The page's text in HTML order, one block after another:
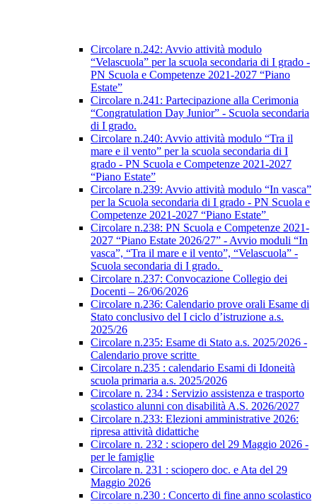
Circolare n.242: Avvio attività modulo
“Velascuola” per la scuola secondaria di I grado -
PN Scuola e Competenze 2021-2027 “Piano
Estate”
Circolare n.241: Partecipazione alla Cerimonia
“Congratulation Day Junior” - Scuola secondaria
di I grado.
Circolare n.240: Avvio attività modulo “Tra il
mare e il vento” per la scuola secondaria di I
grado - PN Scuola e Competenze 2021-2027
“Piano Estate”
Circolare n.239: Avvio attività modulo “In vasca”
per la Scuola secondaria di I grado - PN Scuola e
Competenze 2021-2027 “Piano Estate”
Circolare n.238: PN Scuola e Competenze 2021-
2027 “Piano Estate 2026/27” - Avvio moduli “In
vasca”, “Tra il mare e il vento”, “Velascuola” -
Scuola secondaria di I grado.
Circolare n.237: Convocazione Collegio dei
Docenti – 26/06/2026
Circolare n.236: Calendario prove orali Esame di
Stato conclusivo del I ciclo d’istruzione a.s.
2025/26
Circolare n.235: Esame di Stato a.s. 2025/2026 -
Calendario prove scritte
Circolare n.235 : calendario Esami di Idoneità
scuola primaria a.s. 2025/2026
Circolare n. 234 : Servizio assistenza e trasporto
scolastico alunni con disabilità A.S. 2026/2027
Circolare n.233: Elezioni amministrative 2026:
ripresa attività didattiche
Circolare n. 232 : sciopero del 29 Maggio 2026 -
per le famiglie
Circolare n. 231 : sciopero doc. e Ata del 29
Maggio 2026
Circolare n.230 : Concerto di fine anno scolastico